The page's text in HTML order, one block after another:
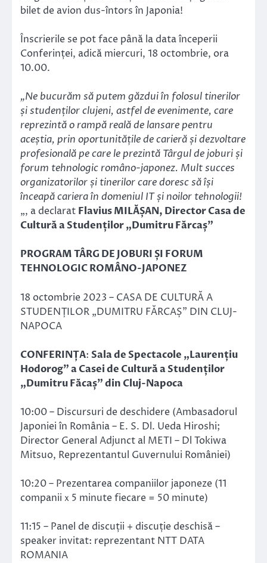
bilet de avion dus-întors în Japonia!
Înscrierile se pot face până la data începerii
Conferinței, adică miercuri, 18 octombrie, ora
10.00.
„Ne bucurăm să putem găzdui în folosul tinerilor
și studenților clujeni, astfel de evenimente, care
reprezintă o rampă reală de lansare pentru
aceștia, prin oportunitățile de carieră și dezvoltare
profesională pe care le prezintă Târgul de joburi și
forum tehnologic româno-japonez. Mult succes
organizatorilor și tinerilor care doresc să își
înceapă cariera în domeniul IT și noilor tehnologii!
„, a declarat Flavius MILĂȘAN, Director Casa de
Cultură a Studenților „Dumitru Fărcaș”
PROGRAM TÂRG DE JOBURI ȘI FORUM
TEHNOLOGIC ROMÂNO-JAPONEZ
18 octombrie 2023 – CASA DE CULTURĂ A
STUDENȚILOR „DUMITRU FĂRCAȘ” DIN CLUJ-
NAPOCA
CONFERINȚA: Sala de Spectacole „Laurențiu
Hodorog” a Casei de Cultură a Studenților
„Dumitru Făcaș” din Cluj-Napoca
10:00 – Discursuri de deschidere (Ambasadorul
Japoniei în România – E. S. Dl. Ueda Hiroshi;
Director General Adjunct al METI – Dl Tokiwa
Mitsuo, Reprezentantul Guvernului României)
10:20 – Prezentarea companiilor japoneze (11
companiiｘ5 minute fiecare = 50 minute)
11:15 – Panel de discuții + discuție deschisă –
speaker invitat: reprezentant NTT DATA
ROMANIA